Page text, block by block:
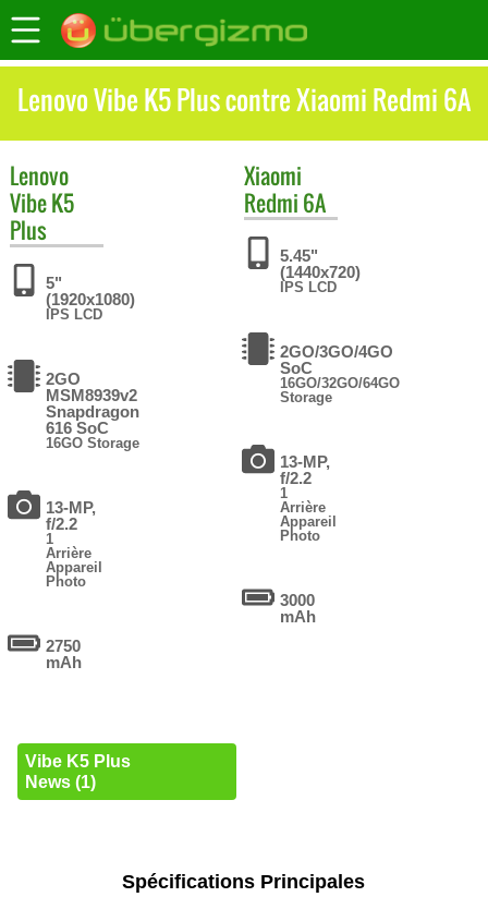
Lenovo Vibe K5 Plus contre Xiaomi Redmi 6A
Lenovo
Vibe K5
Plus
5"
(1920x1080)
IPS LCD
2GO
MSM8939v2
Snapdragon
616 SoC
16GO Storage
13-MP,
f/2.2
1
Arrière
Appareil
Photo
2750
mAh
Vibe K5 Plus
News (1)
Xiaomi
Redmi 6A
5.45"
(1440x720)
IPS LCD
2GO/3GO/4GO
SoC
16GO/32GO/64GO
Storage
13-MP,
f/2.2
1
Arrière
Appareil
Photo
3000
mAh
Spécifications Principales